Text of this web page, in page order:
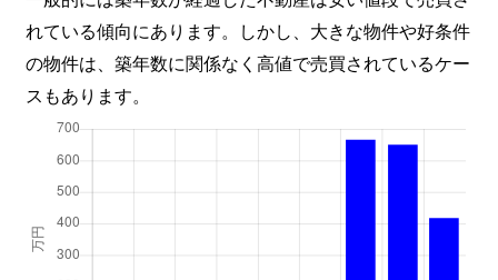
れている傾向にあります。しかし、大きな物件や好条件
の物件は、築年数に関係なく高値で売買されているケー
スもあります。